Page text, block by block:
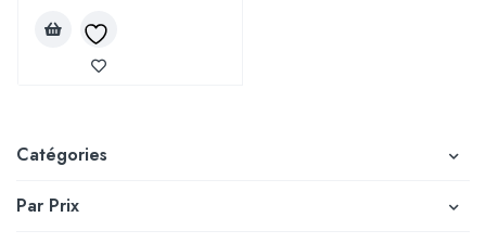
Catégories
Par Prix